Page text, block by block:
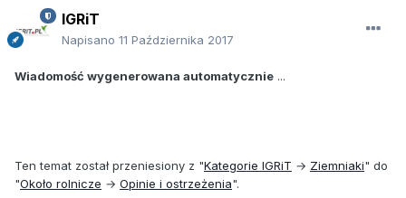
IGRiT
Napisano 11 Października 2017
Wiadomość wygenerowana automatycznie ...
Ten temat został przeniesiony z "Kategorie IGRiT → Ziemniaki" do
"Około rolnicze → Opinie i ostrzeżenia".